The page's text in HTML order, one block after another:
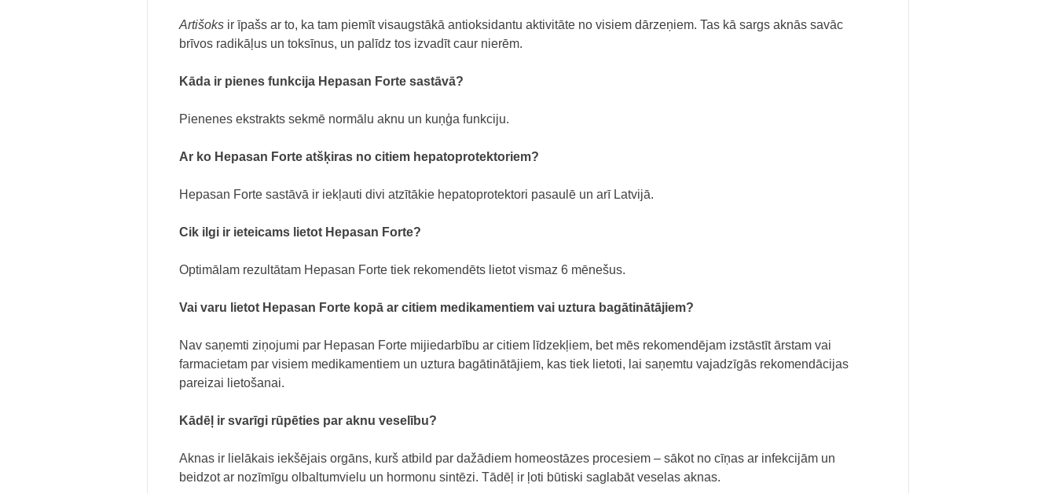
Artišoks ir īpašs ar to, ka tam piemīt visaugstākā antioksidantu aktivitāte no visiem dārzeņiem. Tas kā sargs aknās savāc
brīvos radikāļus un toksīnus, un palīdz tos izvadīt caur nierēm.
Kāda ir pienes funkcija Hepasan Forte sastāvā?
Pienenes ekstrakts sekmē normālu aknu un kuņģa funkciju.
Ar ko Hepasan Forte atšķiras no citiem hepatoprotektoriem?
Hepasan Forte sastāvā ir iekļauti divi atzītākie hepatoprotektori pasaulē un arī Latvijā.
Cik ilgi ir ieteicams lietot Hepasan Forte?
Optimālam rezultātam Hepasan Forte tiek rekomendēts lietot vismaz 6 mēnešus.
Vai varu lietot Hepasan Forte kopā ar citiem medikamentiem vai uztura bagātinātājiem?
Nav saņemti ziņojumi par Hepasan Forte mijiedarbību ar citiem līdzekļiem, bet mēs rekomendējam izstāstīt ārstam vai
farmacietam par visiem medikamentiem un uztura bagātinātājiem, kas tiek lietoti, lai saņemtu vajadzīgās rekomendācijas
pareizai lietošanai.
Kādēļ ir svarīgi rūpēties par aknu veselību?
Aknas ir lielākais iekšējais orgāns, kurš atbild par dažādiem homeostāzes procesiem – sākot no cīņas ar infekcijām un
beidzot ar nozīmīgu olbaltumvielu un hormonu sintēzi. Tādēļ ir ļoti būtiski saglabāt veselas aknas.